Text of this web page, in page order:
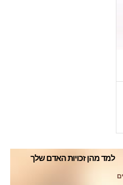
למד מהן זכויות האדם שלך